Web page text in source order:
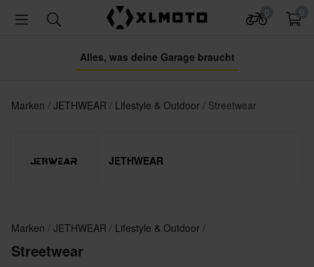
Alles, was deine Garage braucht
Marken JETHWEAR Lifestyle & Outdoor Streetwear
JETHWEAR
Marken JETHWEAR Lifestyle & Outdoor
Streetwear